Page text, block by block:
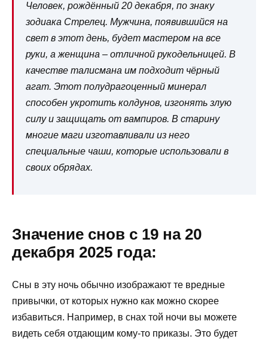
Человек, рождённый 20 декабря, по знаку
зодиака Стрелец. Мужчина, появившийся на
свет в этот день, будет мастером на все
руки, а женщина – отличной рукодельницей. В
качестве талисмана им подходит чёрный
агат. Этот полудрагоценный минерал
способен укротить колдунов, изгонять злую
силу и защищать от вампиров. В старину
многие маги изготавливали из него
специальные чаши, которые использовали в
своих обрядах.
Значение снов с 19 на 20
декабря 2025 года:
Сны в эту ночь обычно изображают те вредные
привычки, от которых нужно как можно скорее
избавиться. Например, в снах той ночи вы можете
видеть себя отдающим кому-то приказы. Это будет